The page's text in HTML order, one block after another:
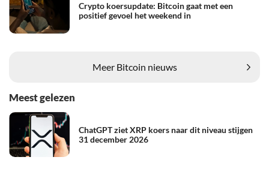
Crypto koersupdate: Bitcoin gaat met een
positief gevoel het weekend in
Meer Bitcoin nieuws
Meest gelezen
ChatGPT ziet XRP koers naar dit niveau stijgen
31 december 2026